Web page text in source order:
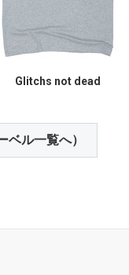
Glitchs not dead
ベル一覧へ）